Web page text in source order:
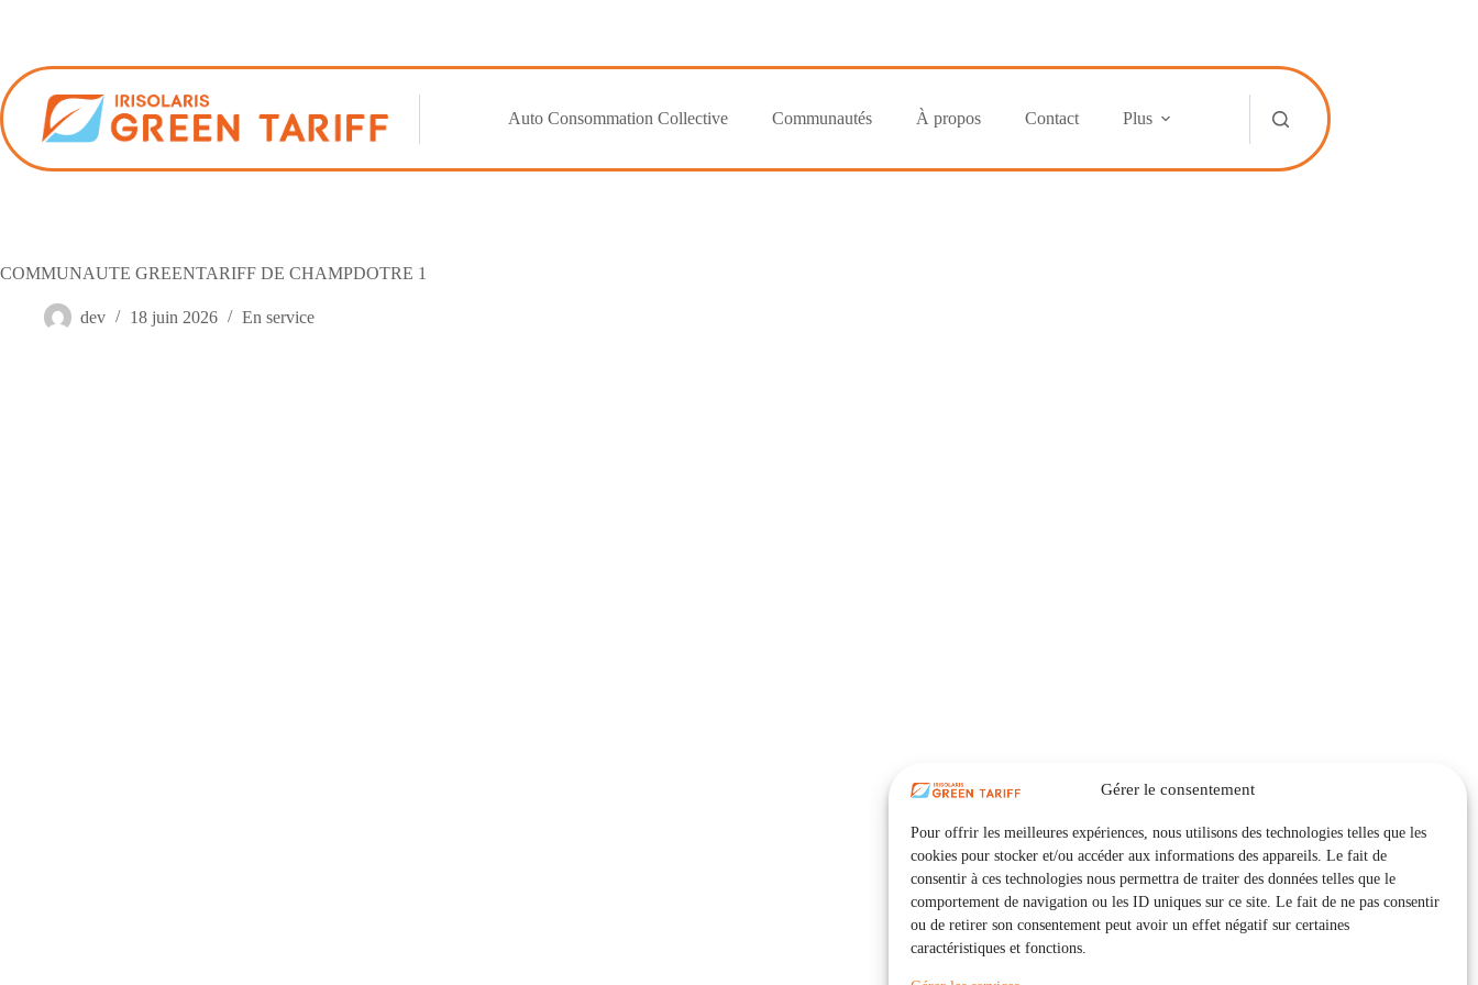
Gérer le consentement
Pour offrir les meilleures expériences, nous utilisons des technologies telles que les
cookies pour stocker et/ou accéder aux informations des appareils. Le fait de
consentir à ces technologies nous permettra de traiter des données telles que le
comportement de navigation ou les ID uniques sur ce site. Le fait de ne pas consentir
ou de retirer son consentement peut avoir un effet négatif sur certaines
caractéristiques et fonctions.
Auto Consommation Collective Communautés À propos Contact Plus
COMMUNAUTE GREENTARIFF DE CHAMPDOTRE 1
dev 18 juin 2026 En service